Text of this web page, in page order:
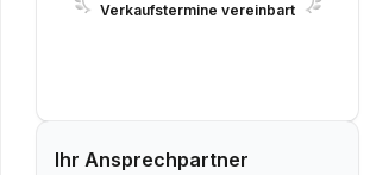
Verkaufstermine vereinbart
Ihr Ansprechpartner